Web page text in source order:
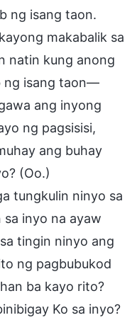
ng isang taon.
makabalik sa
natin kung anong
ng isang taon—
ang inyong
ng pagsisisi,
ang buhay
(Oo.)
tungkulin ninyo sa
sa inyo na ayaw
tingin ninyo ang
ng pagbubukod
ba kayo rito?
Ko sa inyo?